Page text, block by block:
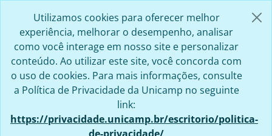
Utilizamos cookies para oferecer melhor
experiência, melhorar o desempenho, analisar
como você interage em nosso site e personalizar
conteúdo. Ao utilizar este site, você concorda com
o uso de cookies. Para mais informações, consulte
a Política de Privacidade da Unicamp no seguinte
link:
https://privacidade.unicamp.br/escritorio/politica-